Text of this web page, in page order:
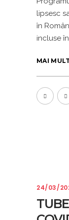
lipsesc
în
incluse
MAI MULT
24/03/